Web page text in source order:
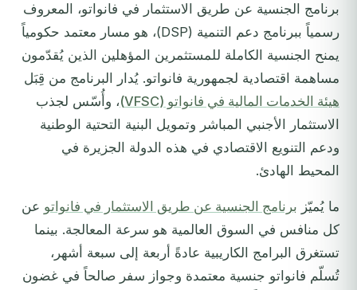
برنامج الجنسية عن طريق الاستثمار في فانواتو، المعروف
رسمياً ببرنامج دعم التنمية (DSP)، هو مسار معتمد حكومياً
يمنح الجنسية الكاملة للمستثمرين المؤهلين الذين يُقدّمون
مساهمة اقتصادية لجمهورية فانواتو. يُدار البرنامج من قِبَل
هيئة الخدمات المالية في فانواتو (VFSC)
، وأُسّس لجذب
الاستثمار الأجنبي المباشر وتمويل البنية التحتية الوطنية
ودعم التنويع الاقتصادي في هذه الدولة الجزيرة في
المحيط الهادئ.
ما يُميّز برنامج الجنسية عن طريق الاستثمار في فانواتو عن
كل منافس في السوق العالمية هو سرعة المعالجة. بينما
تستغرق البرامج الكاريبية عادةً أربعة إلى سبعة أشهر،
تُسلّم فانواتو جنسية معتمدة وجواز سفر صالحاً في غضون